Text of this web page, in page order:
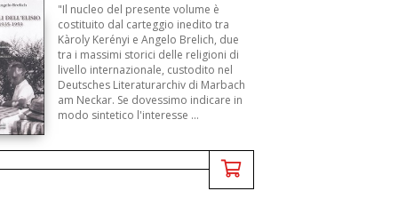
"Il nucleo del presente volume è
costituito dal carteggio inedito tra
Kàroly Kerényi e Angelo Brelich, due
tra i massimi storici delle religioni di
livello internazionale, custodito nel
Deutsches Literaturarchiv di Marbach
am Neckar. Se dovessimo indicare in
modo sintetico l'interesse ...